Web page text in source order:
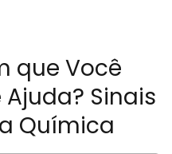
que Você
Sinais
Química